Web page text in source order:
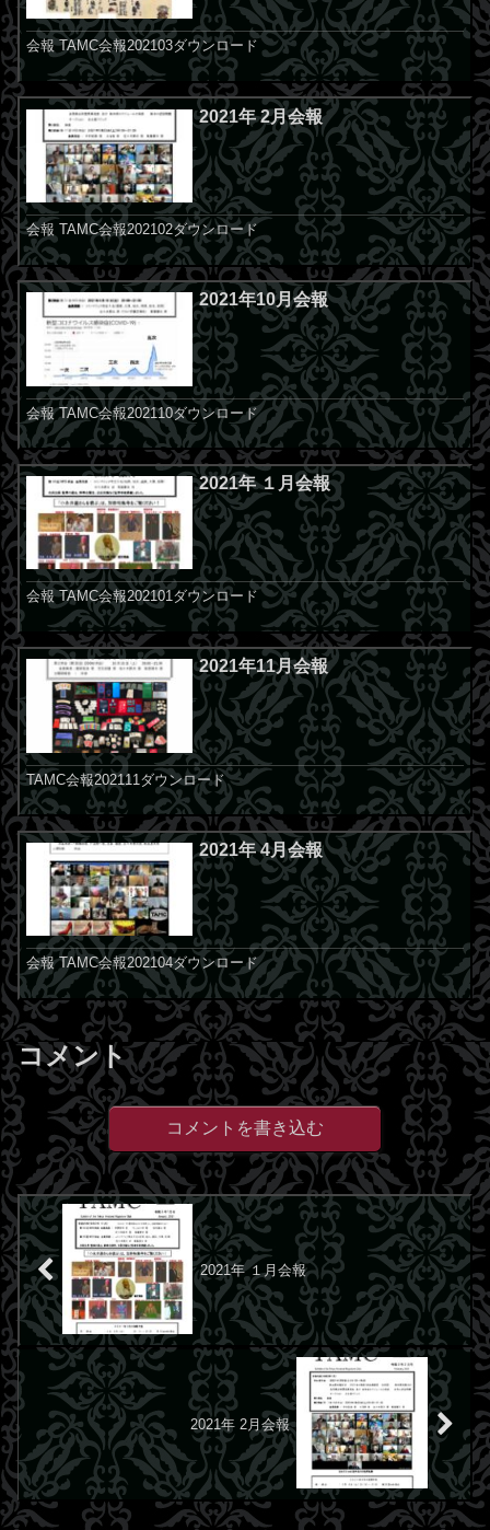
会報 TAMC会報202103ダウンロード
2021年 2月会報
会報 TAMC会報202102ダウンロード
2021年10月会報
会報 TAMC会報202110ダウンロード
2021年 １月会報
会報 TAMC会報202101ダウンロード
2021年11月会報
TAMC会報202111ダウンロード
2021年 4月会報
会報 TAMC会報202104ダウンロード
コメント
コメントを書き込む
2021年 １月会報
2021年 2月会報